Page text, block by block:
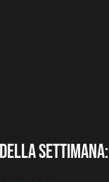
della settimana: